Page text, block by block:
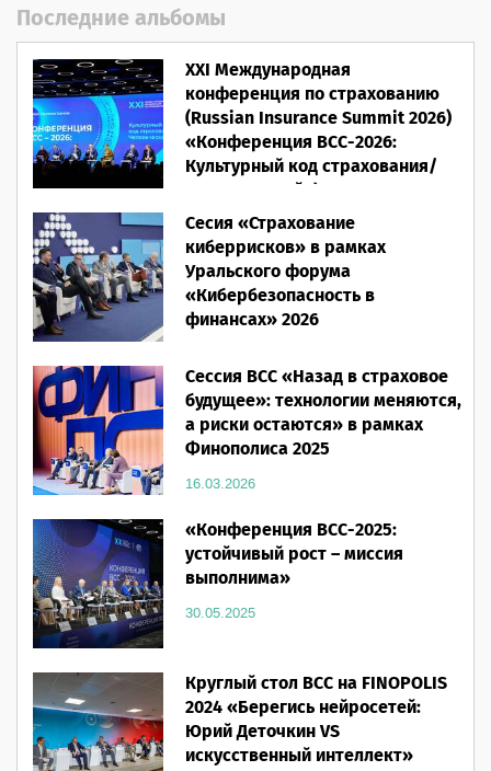
Последние альбомы
XXI Международная
конференция по страхованию
(Russian Insurance Summit 2026)
«Конференция ВСС-2026:
Культурный код страхования/
Человеческий фактор»
28.05.2026
Сесия «Страхование
киберрисков» в рамках
Уральского форума
«Кибербезопасность в
финансах» 2026
Сессия ВСС «Назад в страховое
будущее»: технологии меняются,
а риски остаются» в рамках
Финополиса 2025
16.03.2026
«Конференция ВСС-2025:
устойчивый рост – миссия
выполнима»
30.05.2025
Круглый стол ВСС на FINOPOLIS
2024 «Берегись нейросетей:
Юрий Деточкин VS
искусственный интеллект»